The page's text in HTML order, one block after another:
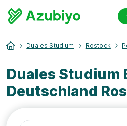
Duales Studium Rostock
Duales Studium
Deutschland